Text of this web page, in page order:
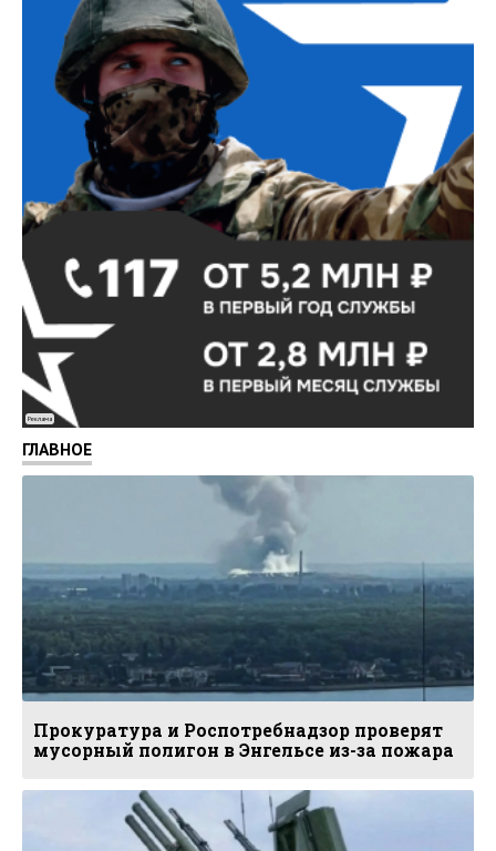
Реклама
ГЛАВНОЕ
Прокуратура и Роспотребнадзор проверят
мусорный полигон в Энгельсе из-за пожара